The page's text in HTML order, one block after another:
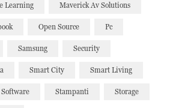
Learning Maverick Av Solutions
Open Source Pc
Samsung Security
Smart City Smart Living
Software Stampanti Storage